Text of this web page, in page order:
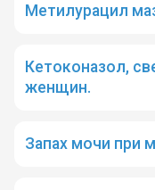
Метилурацил
Кетоконазол,
женщин.
Запах мочи при